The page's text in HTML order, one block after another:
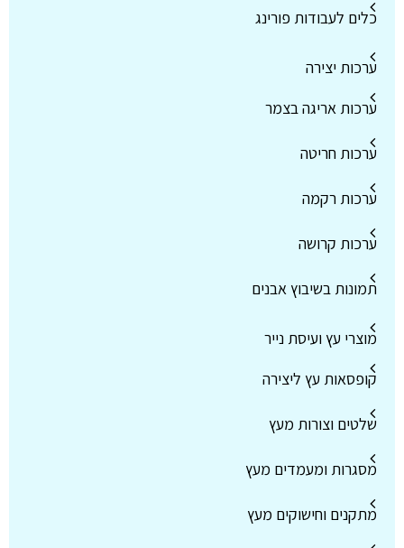
כלים לעבודות פורינג
ערכות יצירה
ערכות אריגה בצמר
ערכות חריטה
ערכות רקמה
ערכות קרושה
תמונות בשיבוץ אבנים
מוצרי עץ ועיסת נייר
קופסאות עץ ליצירה
שלטים וצורות מעץ
מסגרות ומעמדים מעץ
מתקנים וחישוקים מעץ